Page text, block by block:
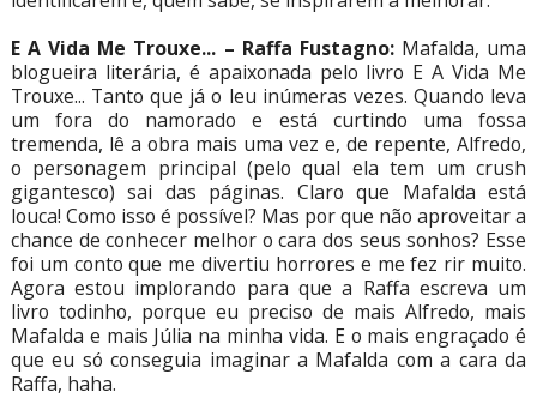
E A Vida Me Trouxe... – Raffa Fustagno: Mafalda, uma
blogueira literária, é apaixonada pelo livro E A Vida Me
Trouxe... Tanto que já o leu inúmeras vezes. Quando leva
um fora do namorado e está curtindo uma fossa
tremenda, lê a obra mais uma vez e, de repente, Alfredo,
o personagem principal (pelo qual ela tem um crush
gigantesco) sai das páginas. Claro que Mafalda está
louca! Como isso é possível? Mas por que não aproveitar a
chance de conhecer melhor o cara dos seus sonhos? Esse
foi um conto que me divertiu horrores e me fez rir muito.
Agora estou implorando para que a Raffa escreva um
livro todinho, porque eu preciso de mais Alfredo, mais
Mafalda e mais Júlia na minha vida. E o mais engraçado é
que eu só conseguia imaginar a Mafalda com a cara da
Raffa, haha.